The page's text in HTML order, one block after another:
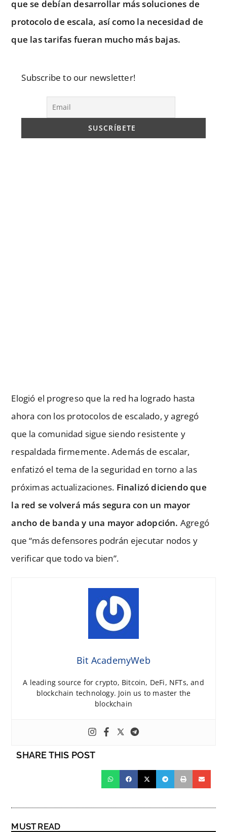
que se debían desarrollar más soluciones de
protocolo de escala, así como la necesidad de
que las tarifas fueran mucho más bajas.
Subscribe to our newsletter!
Elogió el progreso que la red ha logrado hasta
ahora con los protocolos de escalado, y agregó
que la comunidad sigue siendo resistente y
respaldada firmemente. Además de escalar,
enfatizó el tema de la seguridad en torno a las
próximas actualizaciones. Finalizó diciendo que
la red se volverá más segura con un mayor
ancho de banda y una mayor adopción. Agregó
que “más defensores podrán ejecutar nodos y
verificar que todo va bien”.
Bit AcademyWeb
A leading source for crypto, Bitcoin, DeFi, NFTs, and
blockchain technology. Join us to master the
blockchain
SHARE THIS POST
MUST READ